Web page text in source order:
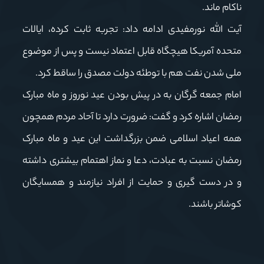
ناکام ماند.
آیت الله نورمفیدی ادامه داد: تجربه ثابت کرده، ایالات
متحده آمریکا هیچگاه قابل اعتماد نیست و پس از موضوع
ملی شدن نفت هم با توطئه دولت مصدق را ساقط کرد.
امام جمعه گرگان به در پیش بودن عید نوروز و ماه مبارک
رمضان اشاره کرد و گفت: ضرورت دارد تا آحاد مردم همچون
همه اعیاد اسلامی ضمن بزرگداشت این عید و ماه مبارک
رمضان نسبت به عبادت، دعا و نماز اهتمام بیشتری داشته
و در دست گیری و حمایت از افراد نیازمند و همسایگان
کوشاتر باشند.